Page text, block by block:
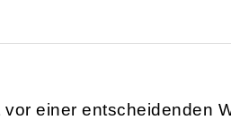
vor einer entscheidenden